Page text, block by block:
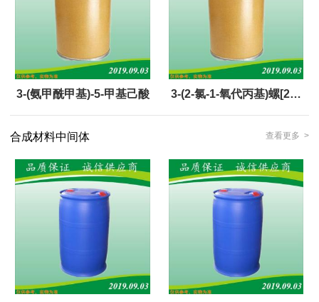
3-(氨甲酰甲基)-5-甲基己酸 3-(2-氯-1-氧代丙基)螺[2H-
合成材料中间体 查看更多 >